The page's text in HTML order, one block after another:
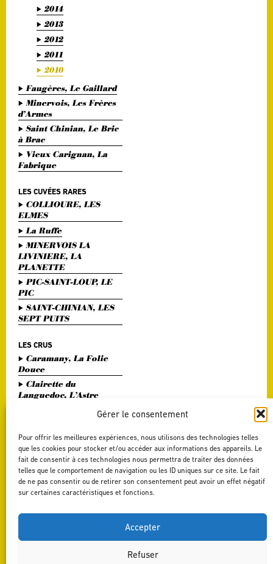
Gérer le consentement
Pour offrir les meilleures expériences, nous utilisons des technologies telles
que les cookies pour stocker et/ou accéder aux informations des appareils. Le
fait de consentir à ces technologies nous permettra de traiter des données
telles que le comportement de navigation ou les ID uniques sur ce site. Le fait
de ne pas consentir ou de retirer son consentement peut avoir un effet négatif
sur certaines caractéristiques et fonctions.
Accepter
Refuser
2014
2013
2012
2011
2010
Faugères, Le Gaillard
Minervois, Les Frères
d’Armes
Saint Chinian, Le Bric
à Brac
Vieux Carignan, La
Fabrique
LES CUVÉES RARES
COLLIOURE, LES
ELMES
La Ruffe
MINERVOIS LA
LIVINIERE, LA
PLANETTE
PIC-SAINT-LOUP, LE
PIC
SAINT-CHINIAN, LES
SEPT PUITS
LES CRUS
Caramany, La Folie
Douce
Clairette du
Languedoc, L’Astre
Haute Vallée de l'Orb,
Pézenas, Entre Amis
Saint Chinian, Le
Saint Festin Blanc
Terrasses du Larzac,
L'Art du Vers
Terrasses du Larzac,